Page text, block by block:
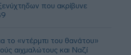
που ακρίβυνε
το «ντέρμπι του θανάτου»
αιχμαλώτους και Ναζί